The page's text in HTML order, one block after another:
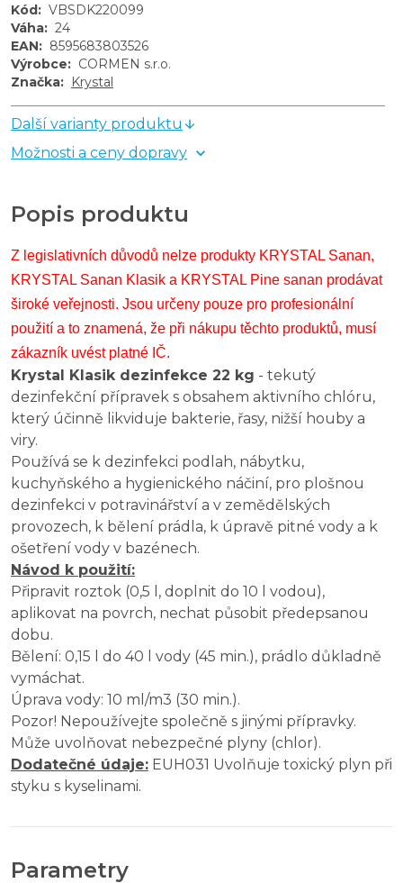
Kód: VBSDK220099
Váha: 24
EAN: 8595683803526
Výrobce: CORMEN s.r.o.
Značka: Krystal
Další varianty produktu
Možnosti a ceny dopravy
Popis produktu
Z legislativních důvodů nelze produkty KRYSTAL Sanan,
KRYSTAL Sanan Klasik a KRYSTAL Pine sanan prodávat
široké veřejnosti. Jsou určeny pouze pro profesionální
použití a to znamená, že při nákupu těchto produktů, musí
zákazník uvést platné IČ.
Krystal Klasik dezinfekce 22 kg - tekutý
dezinfekční přípravek s obsahem aktivního chlóru,
který účinně likviduje bakterie, řasy, nižší houby a
viry.
Používá se k dezinfekci podlah, nábytku,
kuchyňského a hygienického náčiní, pro plošnou
dezinfekci v potravinářství a v zemědělských
provozech, k bělení prádla, k úpravě pitné vody a k
ošetření vody v bazénech.
Návod k použití:
Připravit roztok (0,5 l, doplnit do 10 l vodou),
aplikovat na povrch, nechat působit předepsanou
dobu.
Bělení: 0,15 l do 40 l vody (45 min.), prádlo důkladně
vymáchat.
Úprava vody: 10 ml/m3 (30 min.).
Pozor! Nepoužívejte společně s jinými přípravky.
Může uvolňovat nebezpečné plyny (chlor).
Dodatečné údaje: EUH031 Uvolňuje toxický plyn při
styku s kyselinami.
Parametry